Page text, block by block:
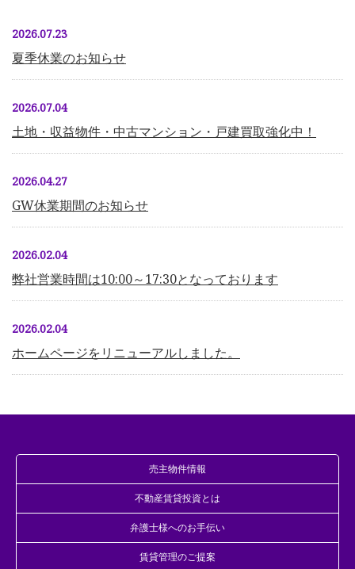
2026.07.23
夏季休業のお知らせ
2026.07.04
土地・収益物件・中古マンション・戸建買取強化中！
2026.04.27
GW休業期間のお知らせ
2026.02.04
弊社営業時間は10:00～17:30となっております
2026.02.04
ホームページをリニューアルしました。
売主物件情報
不動産賃貸投資とは
弁護士様へのお手伝い
賃貸管理のご提案